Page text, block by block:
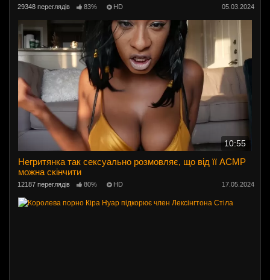
29348 переглядів 83% HD 05.03.2024
10:55
Негритянка так сексуально розмовляє, що від її АСМР
можна скінчити
12187 переглядів 80% HD 17.05.2024